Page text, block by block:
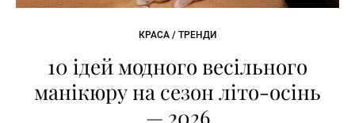
КРАСА / ТРЕНДИ
10 ідей модного весільного
манікюру на сезон літо-осінь
— 2026